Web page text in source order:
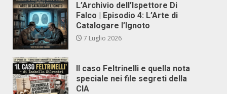
L’Archivio dell’Ispettore Di
Falco | Episodio 4: L’Arte di
Catalogare l’Ignoto
7 Luglio 2026
Il caso Feltrinelli e quella nota
speciale nei file segreti della
CIA